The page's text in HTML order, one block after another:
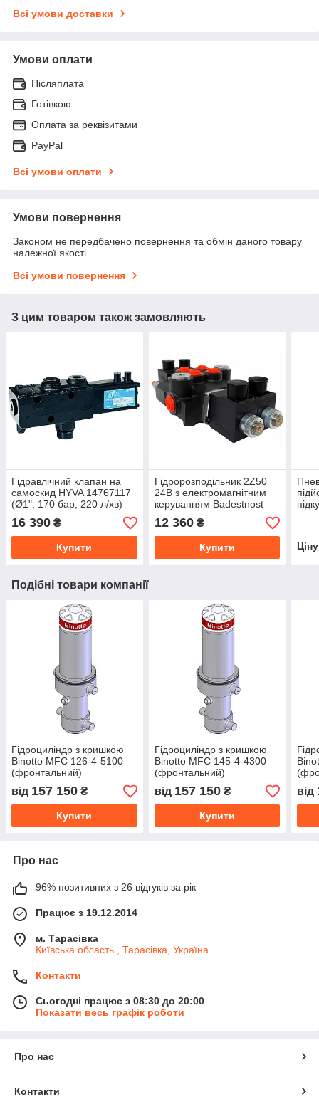
Всі умови доставки
Умови оплати
Післяплата
Готівкою
Оплата за реквізитами
PayPal
Всі умови оплати
Умови повернення
Законом не передбачено повернення та обмін даного товару
належної якості
Всі умови повернення
З цим товаром також замовляють
Гідравлічний клапан на
самоскид HYVA 14767117
(Ø1", 170 бар, 220 л/хв)
16 390 ₴
Купити
Гідророзподільник 2Z50
24В з електромагнітним
керуванням Badestnost
12 360₴
Купити
Подібні товари компанії
Гідроциліндр з кришкою
Binotto MFC 126-4-5100
(фронтальний)
від 157 150 ₴
Купити
Гідроциліндр з кришкою
Binotto MFC 145-4-4300
(фронтальний)
від 157 150₴
Купити
від
Про нас
96% позитивних з 26 відгуків за рік
Працює з 19.12.2014
м. Тарасівка
Київська область , Тарасівка, Україна
Контакти
Сьогодні працює з 08:30 до 20:00
Показати весь графік роботи
Про нас
Контакти